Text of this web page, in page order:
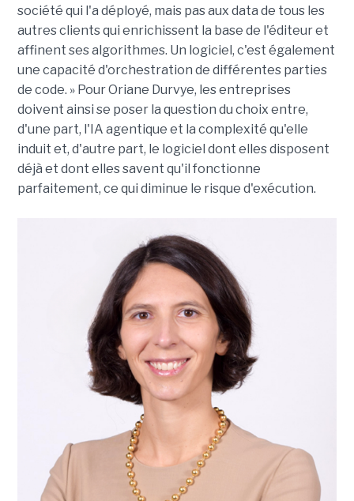
société qui l'a déployé, mais pas aux data de tous les
autres clients qui enrichissent la base de l'éditeur et
affinent ses algorithmes. Un logiciel, c'est également
une capacité d'orchestration de différentes parties
de code. » Pour Oriane Durvye, les entreprises
doivent ainsi se poser la question du choix entre,
d'une part, l'IA agentique et la complexité qu'elle
induit et, d'autre part, le logiciel dont elles disposent
déjà et dont elles savent qu'il fonctionne
parfaitement, ce qui diminue le risque d'exécution.